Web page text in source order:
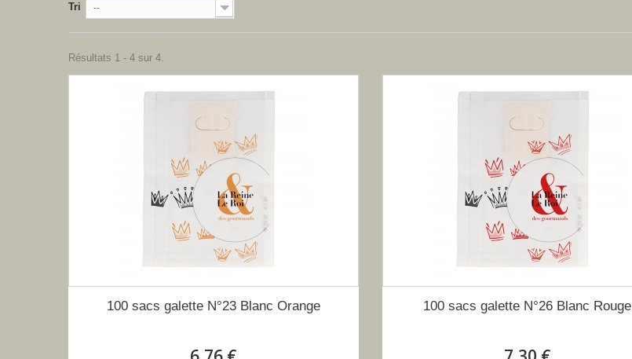
Tri --
Résultats 1 - 4 sur 4.
100 sacs galette N°23 Blanc Orange 100 sacs galette N°26 Blanc Rouge